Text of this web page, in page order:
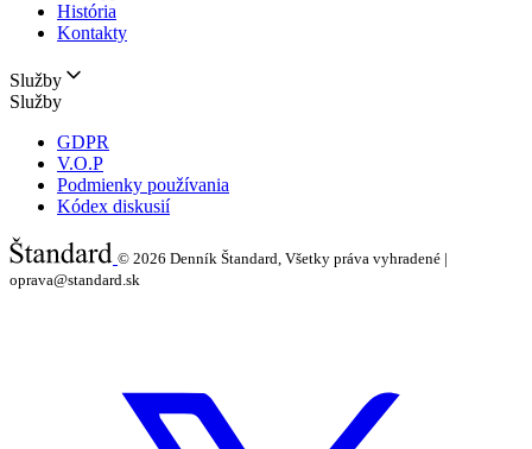
História
Kontakty
Služby
Služby
GDPR
V.O.P
Podmienky používania
Kódex diskusií
© 2026 Denník Štandard, Všetky práva vyhradené |
oprava@standard.sk